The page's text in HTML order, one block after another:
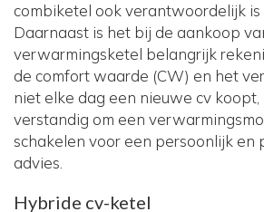
combiketel ook verantwoordelijk
Daarnaast is het bij de aankoop
verwarmingsketel belangrijk
de comfort waarde (CW) en het
niet elke dag een nieuwe cv koopt,
verstandig om een
schakelen voor een persoonlijk en
advies.
Hybride cv-ketel